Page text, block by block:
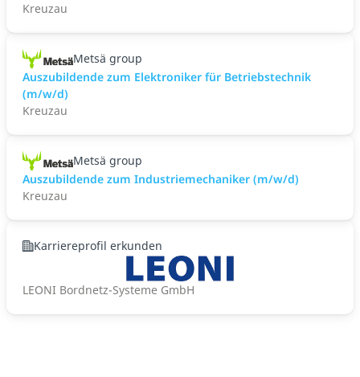
Kreuzau
Metsä group
Auszubildende zum Elektroniker für Betriebstechnik
(m/w/d)
Kreuzau
Metsä group
Auszubildende zum Industriemechaniker (m/w/d)
Kreuzau
Karriereprofil erkunden
LEONI Bordnetz-Systeme GmbH